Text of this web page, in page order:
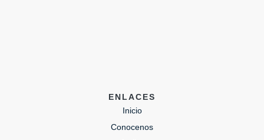
ENLACES
Inicio
Conocenos